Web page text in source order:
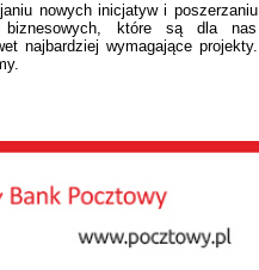
nowych inicjatyw i poszerzaniu
biznesowych, które są dla nas
najbardziej wymagające projekty.